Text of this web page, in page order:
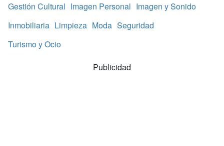
Gestión Cultural Imagen Personal Imagen y Sonido
Inmobiliaria Limpieza Moda Seguridad
Turismo y Ocio
Publicidad